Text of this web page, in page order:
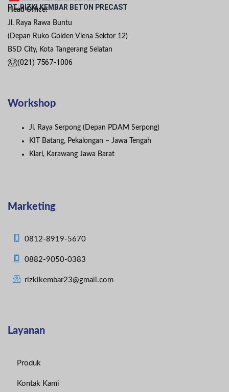
PT. RIZKI KEMBAR BETON PRECAST
Head Office:
Jl. Raya Rawa Buntu
(Depan Ruko Golden Viena Sektor 12)
BSD City, Kota Tangerang Selatan
(021) 7567-1006
Workshop
Jl. Raya Serpong (Depan PDAM Serpong)
KIT Batang, Pekalongan – Jawa Tengah
Klari, Karawang Jawa Barat
Marketing
0812-8919-5670
0882-9050-0383
rizkikembar23@gmail.com
Layanan
Produk
Kontak Kami